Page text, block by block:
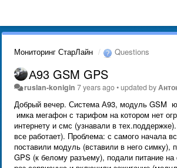
Мониторинг СтарЛайн Questions
А93 GSM GPS
ruslan-konigin 7 years ago•updated by
Добрый вечер. Система А93, модуль GSM
имка мегафон с тарифом на котором нет
интернету и смс (узнавали в
все работает). Проблема: с самого начала
поставили модуль (вставили в него симку),
GPS (к белому разъему), подали питание на